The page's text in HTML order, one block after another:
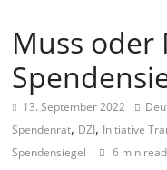
e
n
m
a
g
Muss oder
13. September 2022
Spendenrat, DZI, Initiative
Spendensiegel 6 min read